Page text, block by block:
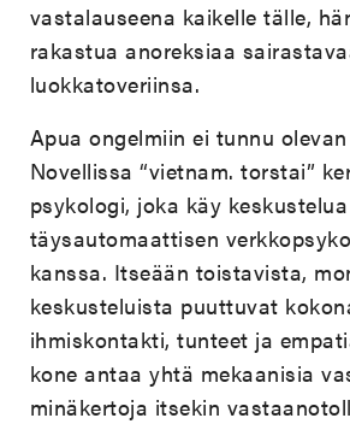
vastalauseena kaikelle tälle,
rakastua anoreksiaa
luokkatoveriinsa.
Apua ongelmiin ei tunnu
Novellissa “vietnam. torstai”
psykologi, joka käy
täysautomaattisen
kanssa. Itseään toistavista,
keskusteluista puuttuvat
ihmiskontakti, tunteet ja
kone antaa yhtä mekaanisia
minäkertoja itsekin